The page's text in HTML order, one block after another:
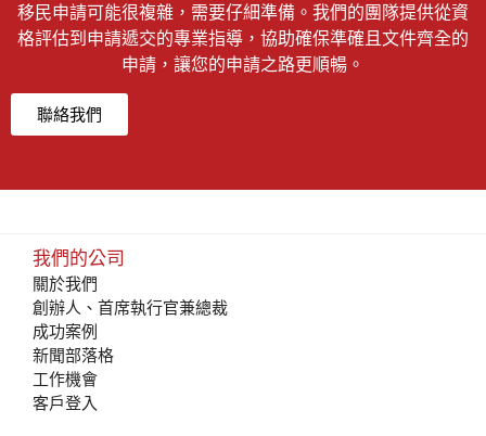
移民申請可能很複雜，需要仔細準備。我們的團隊提供從資
格評估到申請遞交的專業指導，協助確保準確且文件齊全的
申請，讓您的申請之路更順暢。
聯絡我們
我們的公司
關於我們
創辦人、首席執行官兼總裁
成功案例
新聞部落格
工作機會
客戶登入